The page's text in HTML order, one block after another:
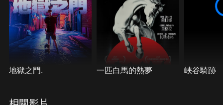
地獄之門. 一匹白馬的熱夢 峽谷騎跡